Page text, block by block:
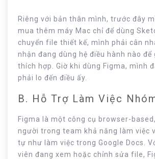
Riêng với bản thân mình, trước đây
mua thêm máy Mac chỉ để dùng
chuyển file thiết kế, mình phải cân
nhận đang dùng hệ điều hành nào
thích hợp. Giờ khi dùng Figma, mình
phải lo đến điều ấy.
B. Hỗ Trợ Làm Việc
Figma là một công cụ browser-
người trong team khả năng làm việc
tự như làm việc trong Google Docs.
viên đang xem hoặc chỉnh sửa file,